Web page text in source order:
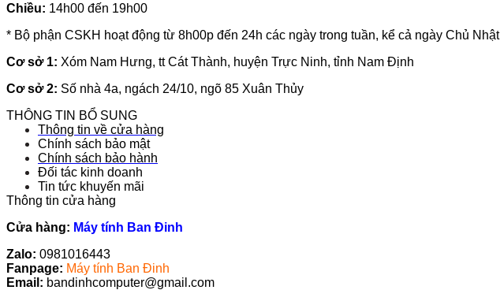
Chiều: 14h00 đến 19h00
* Bộ phận CSKH hoạt động từ 8h00p đến 24h các ngày trong tuần, kể cả ngày Chủ Nhật
Cơ sở 1: Xóm Nam Hưng, tt Cát Thành, huyện Trực Ninh, tỉnh Nam Định
Cơ sở 2: Số nhà 4a, ngách 24/10, ngõ 85 Xuân Thủy
THÔNG TIN BỔ SUNG
Thông tin về cửa hàng
Chính sách bảo mật
Chính sách bảo hành
Đối tác kinh doanh
Tin tức khuyến mãi
Thông tin cửa hàng
Cửa hàng: Máy tính Ban Đinh
Zalo: 0981016443
Fanpage: Máy tính Ban Đinh
Email: bandinhcomputer@gmail.com